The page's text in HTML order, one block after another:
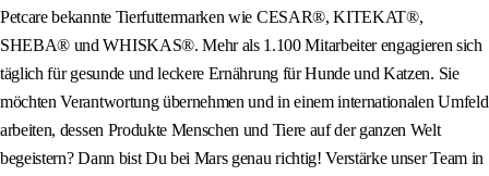
Petcare bekannte Tierfuttermarken wie CESAR®, KITEKAT®,
SHEBA® und WHISKAS®. Mehr als 1.100 Mitarbeiter engagieren sich
täglich für gesunde und leckere Ernährung für Hunde und Katzen. Sie
möchten Verantwortung übernehmen und in einem internationalen Umfeld
arbeiten, dessen Produkte Menschen und Tiere auf der ganzen Welt
begeistern? Dann bist Du bei Mars genau richtig! Verstärke unser Team in